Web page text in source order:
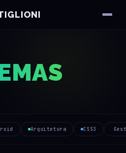
Arquitetura CSS3